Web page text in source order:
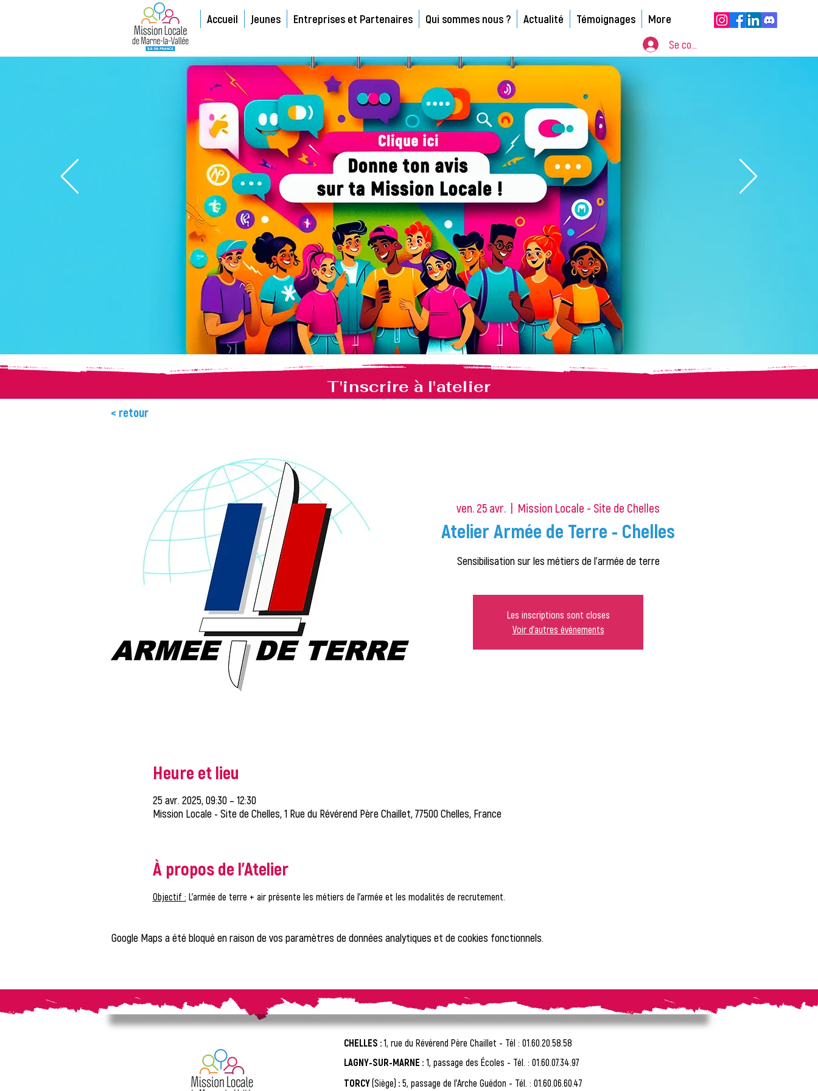
Accueil Jeunes Entreprises et Partenaires Qui sommes nous ? Actualité Témoignages More
Se connecter
T'inscrire à l'atelier
< retour
ven. 25 avr.
  |
Mission Locale - Site de Chelles
Atelier Armée de Terre - Chelles
Sensibilisation sur les métiers de l'armée de terre
Les inscriptions sont closes
Voir d'autres événements
Heure et lieu
25 avr. 2025, 09:30 – 12:30
Mission Locale - Site de Chelles, 1 Rue du Révérend Père Chaillet, 77500 Chelles, France
À propos de l'Atelier
Objectif : L’armée de terre + air présente les métiers de l’armée et les modalités de recrutement.
Google Maps a été bloqué en raison de vos paramètres de données analytiques et de cookies fonctionnels.
CHELLES :1, rue du Révérend Père Chaillet - Tél : 01.60.20.58.58
LAGNY-SUR-MARNE : 1, passage des Écoles - Tél. : 01.60.07.34.97
TORCY(Siège) : 5, passage de l'Arche Guédon - Tél. : 01.60.06.60.47